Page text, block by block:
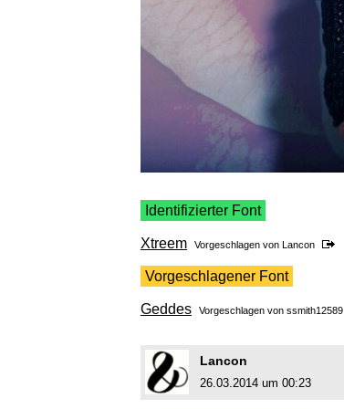
Identifizierter Font
Xtreem Vorgeschlagen von Lancon
Vorgeschlagener Font
Geddes Vorgeschlagen von ssmith12589
Lancon
26.03.2014 um 00:23